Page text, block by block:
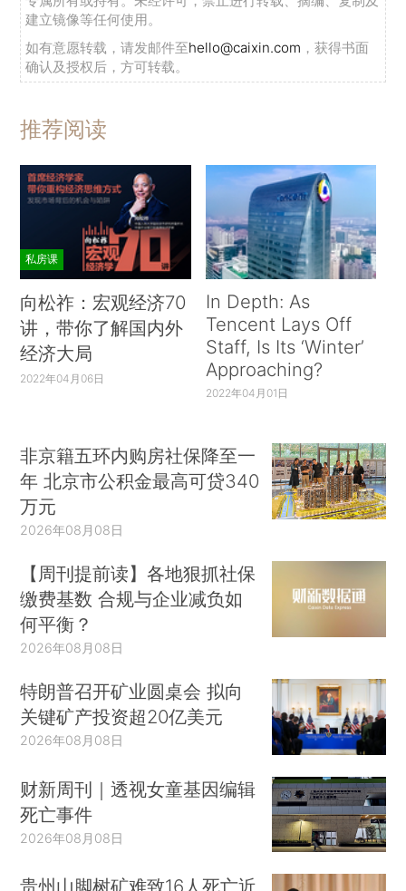
建立镜像等任何使用。
如有意愿转载，请发邮件至hello@caixin.com ，获得书面
确认及授权后，方可转载。
推荐阅读
私房课
向松祚：宏观经济70
讲，带你了解国内外
经济大局
2022年04月06日
In Depth: As
Tencent Lays Off
Staff, Is Its ‘Winter’
Approaching?
2022年04月01日
非京籍五环内购房社保降至一
年 北京市公积金最高可贷340
万元
2026年08月08日
【周刊提前读】各地狠抓社保
缴费基数 合规与企业减负如
何平衡？
2026年08月08日
特朗普召开矿业圆桌会 拟向
关键矿产投资超20亿美元
2026年08月08日
财新周刊｜透视女童基因编辑
死亡事件
2026年08月08日
贵州山脚树矿难致16人死亡近